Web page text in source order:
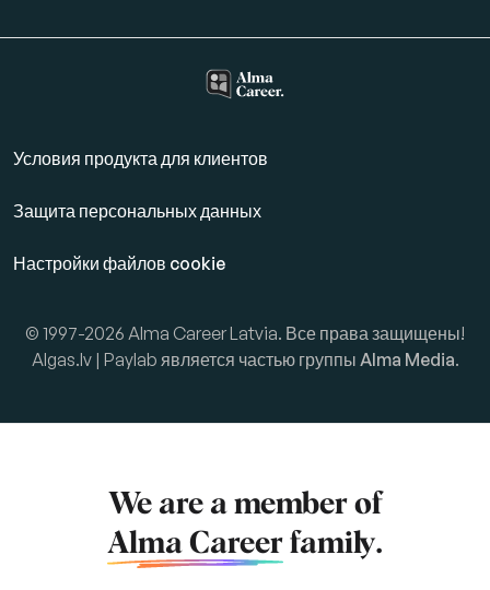
Условия продукта для клиентов
Защита персональных данных
Настройки файлов cookie
© 1997-2026 Alma Career Latvia. Все права защищены!
Algas.lv | Paylab является частью группы Alma Media.
We are a member of
Alma Career family.